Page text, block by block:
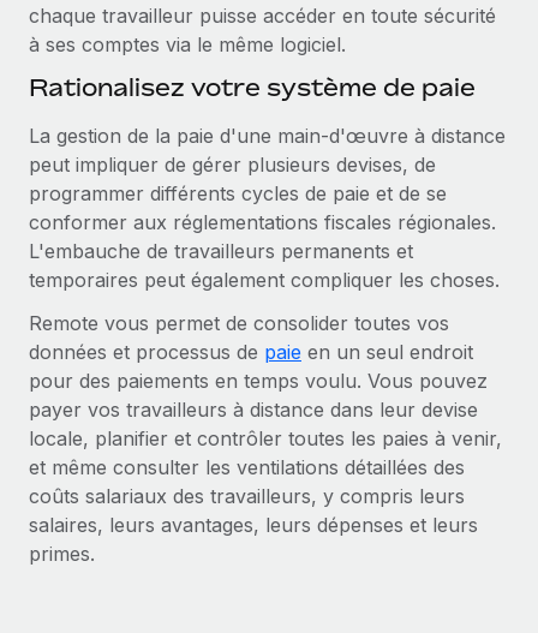
chaque travailleur puisse accéder en toute sécurité
à ses comptes via le même logiciel.
Rationalisez votre système de paie
La gestion de la paie d'une main-d'œuvre à distance
peut impliquer de gérer plusieurs devises, de
programmer différents cycles de paie et de se
conformer aux réglementations fiscales régionales.
L'embauche de travailleurs permanents et
temporaires peut également compliquer les choses.
Remote vous permet de consolider toutes vos
données et processus de paie en un seul endroit
pour des paiements en temps voulu. Vous pouvez
payer vos travailleurs à distance dans leur devise
locale, planifier et contrôler toutes les paies à venir,
et même consulter les ventilations détaillées des
coûts salariaux des travailleurs, y compris leurs
salaires, leurs avantages, leurs dépenses et leurs
primes.